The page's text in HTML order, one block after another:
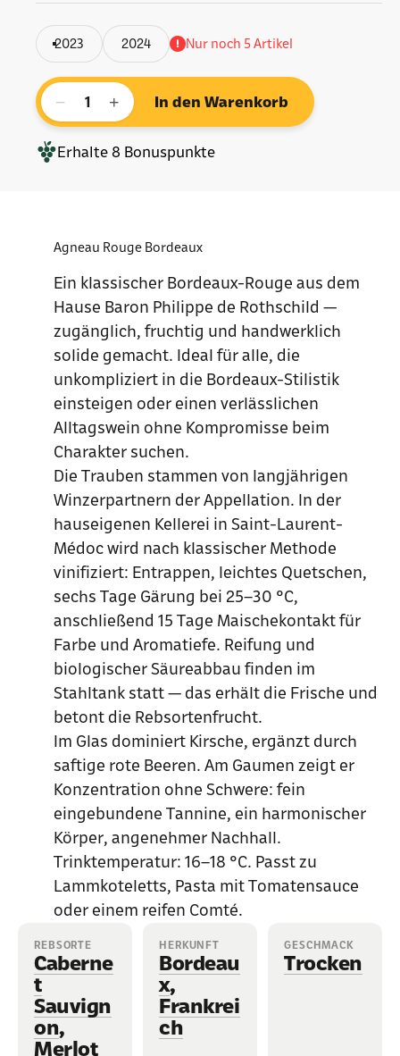
2023 2024 Nur noch 5 Artikel
− + In den Warenkorb
Erhalte 8 Bonuspunkte
Agneau Rouge Bordeaux
Ein klassischer Bordeaux-Rouge aus dem
Hause Baron Philippe de Rothschild —
zugänglich, fruchtig und handwerklich
solide gemacht. Ideal für alle, die
unkompliziert in die Bordeaux-Stilistik
einsteigen oder einen verlässlichen
Alltagswein ohne Kompromisse beim
Charakter suchen.
Die Trauben stammen von langjährigen
Winzerpartnern der Appellation. In der
hauseigenen Kellerei in Saint-Laurent-
Médoc wird nach klassischer Methode
vinifiziert: Entrappen, leichtes Quetschen,
sechs Tage Gärung bei 25–30 °C,
anschließend 15 Tage Maischekontakt für
Farbe und Aromatiefe. Reifung und
biologischer Säureabbau finden im
Stahltank statt — das erhält die Frische und
betont die Rebsortenfrucht.
Im Glas dominiert Kirsche, ergänzt durch
saftige rote Beeren. Am Gaumen zeigt er
Konzentration ohne Schwere: fein
eingebundene Tannine, ein harmonischer
Körper, angenehmer Nachhall.
Trinktemperatur: 16–18 °C. Passt zu
Lammkoteletts, Pasta mit Tomatensauce
oder einem reifen Comté.
REBSORTE
Caberne
t
Sauvign
on,
Merlot
HERKUNFT
Bordeau
x,
Frankrei
ch
GESCHMACK
Trocken